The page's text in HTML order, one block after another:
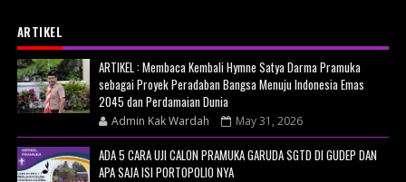
ARTIKEL
ARTIKEL : Membaca Kembali Hymne Satya Darma Pramuka
sebagai Proyek Peradaban Bangsa Menuju Indonesia Emas
2045 dan Perdamaian Dunia
Admin Kak Wardah May 31, 2026
ADA 5 CARA UJI CALON PRAMUKA GARUDA SGTD DI GUDEP DAN
APA SAJA ISI PORTOPOLIO NYA